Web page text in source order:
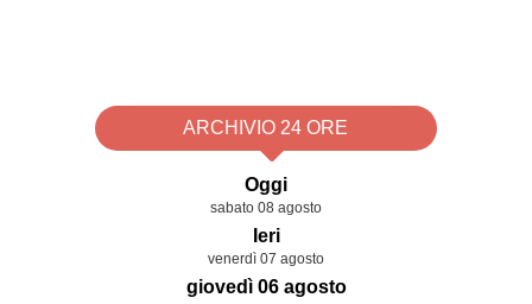
ARCHIVIO 24 ORE
Oggi
sabato 08 agosto
Ieri
venerdì 07 agosto
giovedì 06 agosto